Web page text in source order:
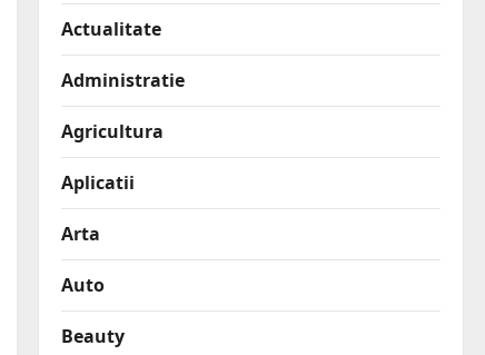
Actualitate
Administratie
Agricultura
Aplicatii
Arta
Auto
Beauty